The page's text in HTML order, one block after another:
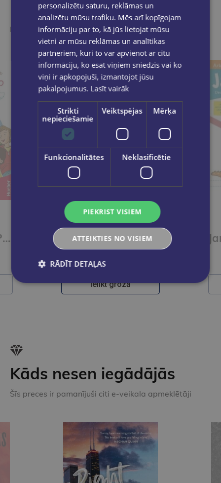
Līdzīgas preces
Ieskaties, varbūt noder
Paul, Lisa & Co PLUS A1/1 Arbeitsbuch plus interaktive Version Paul, Lisa & Co PLUS A1/1 Kursbuch plus interaktive Version
Ielikt grozā
Kāds nesen iegādājās
Šīs preces ir pamanījuši citi e-veikala apmeklētāji
personalizētu saturu, reklāmas un
analizētu mūsu trafiku. Mēs arī kopīgojam
informāciju par to, kā jūs lietojat mūsu
vietni ar mūsu reklāmas un analītikas
partneriem, kuri to var apvienot ar citu
informāciju, ko esat viņiem sniedzis vai ko
viņi ir apkopojuši, izmantojot jūsu
pakalpojumus. Lasīt vairāk
Strikti
nepieciešamie
Veiktspējas Mērķa
Funkcionalitātes Neklasificētie
PIEKRIST VISIEM
ATTEIKTIES NO VISIEM
RĀDĪT DETAĻAS